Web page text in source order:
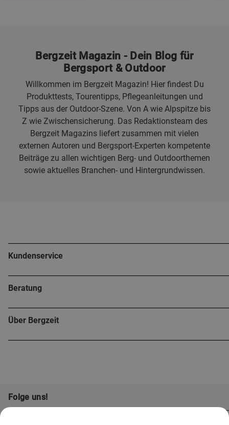
Bergzeit Magazin - Dein Blog für
Bergsport & Outdoor
Willkommen im Bergzeit Magazin! Hier findest Du
Produkttests, Tourentipps, Pflegeanleitungen und
Tipps aus der Outdoor-Szene. Von A wie Alpspitze bis
Z wie Zwischensicherung. Das Redaktionsteam des
Bergzeit Magazins liefert zusammen mit vielen
externen Autoren und Bergsport-Experten kompetente
Beiträge zu allen wichtigen Berg- und Outdoorthemen
sowie aktuelles Branchen- und Hintergrundwissen.
Kundenservice
Beratung
Über Bergzeit
Folge uns!